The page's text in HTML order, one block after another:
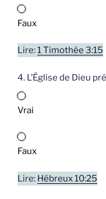
Faux
Lire:1 Timothée 3:15
4. L’Église de Dieu
Vrai
Faux
Lire: Hébreux 10:25